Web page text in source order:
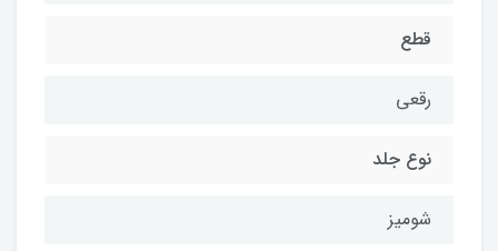
قطع
رقعی
نوع جلد
شومیز